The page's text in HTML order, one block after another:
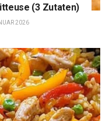
(3 Zutaten)
2026